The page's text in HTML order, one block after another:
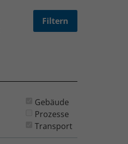
Gebäude
Prozesse
Transport